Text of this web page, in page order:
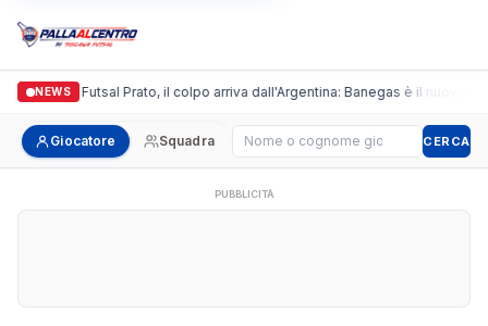
NEWS
Italgronda Futsal Prato, il colpo arriva dall'Argentina: Banegas è il nuovo
Giocatore Squadra Cerca giocatore CERCA
PUBBLICITÀ